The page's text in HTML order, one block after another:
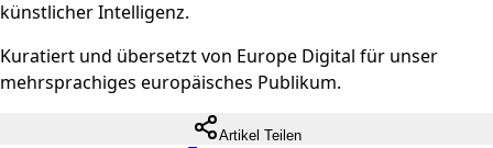
künstlicher Intelligenz.
Kuratiert und übersetzt von Europe Digital für unser
mehrsprachiges europäisches Publikum.
Artikel Teilen